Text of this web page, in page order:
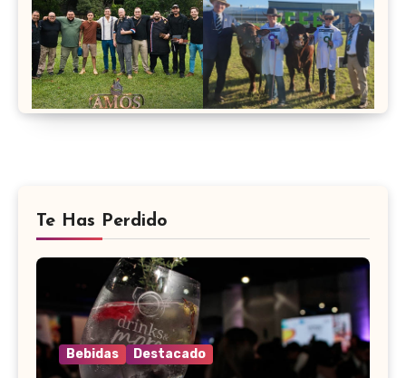
Te Has Perdido
Bebidas Destacado